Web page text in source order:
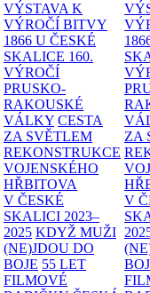
VÝSTAVA K
VÝROČÍ BITVY
1866 U ČESKÉ
SKALICE 160.
VÝROČÍ
PRUSKO-
RAKOUSKÉ
VÁLKY CESTA
ZA SVĚTLEM
REKONSTRUKCE
VOJENSKÉHO
HŘBITOVA
V ČESKÉ
SKALICI 2023–
2025 KDYŽ MUŽI
(NE)JDOU DO
BOJE 55 LET
FILMOVÉ
ZA
V